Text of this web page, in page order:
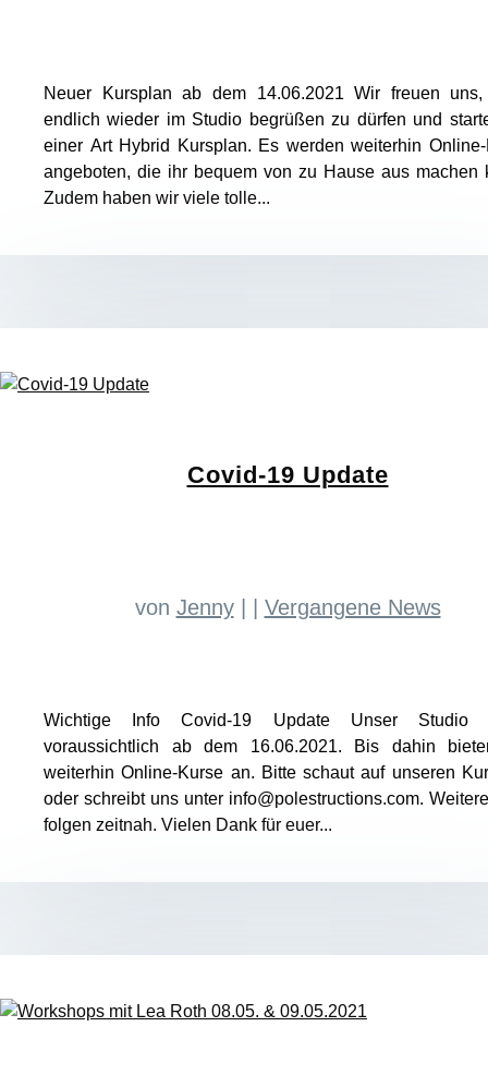
Neuer Kursplan ab dem 14.06.2021 Wir freuen
endlich wieder im Studio begrüßen zu dürfen und
einer Art Hybrid Kursplan. Es werden weiterhin Online-
angeboten, die ihr bequem von zu Hause aus machen
Zudem haben wir viele tolle...
Covid-19 Update
von Jenny| Vergangene News
Wichtige Info Covid-19 Update Unser Studio
voraussichtlich ab dem 16.06.2021. Bis dahin
weiterhin Online-Kurse an. Bitte schaut auf unseren
oder schreibt uns unter info@polestructions.com.
folgen zeitnah. Vielen Dank für euer...